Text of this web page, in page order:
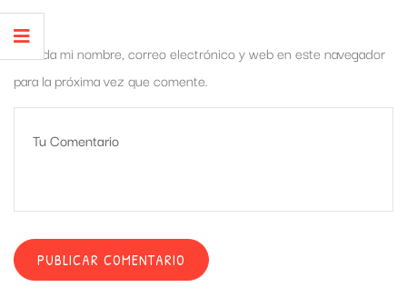
Guarda mi nombre, correo electrónico y web en este navegador
para la próxima vez que comente.